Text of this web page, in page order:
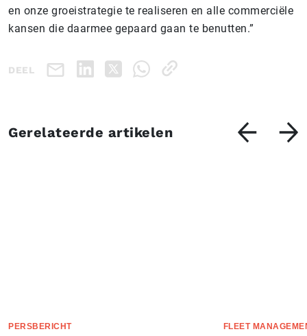
en onze groeistrategie te realiseren en alle commerciële
kansen die daarmee gepaard gaan te benutten.”
DEEL
Gerelateerde artikelen
PERSBERICHT FLEET